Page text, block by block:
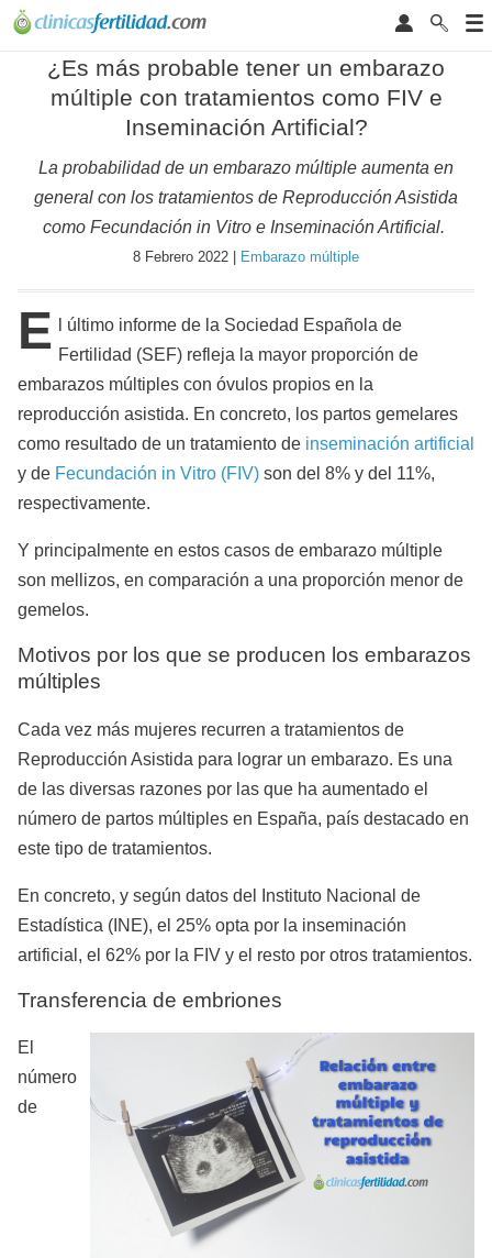
¿Es más probable tener un embarazo
múltiple con tratamientos como FIV e
Inseminación Artificial?
La probabilidad de un embarazo múltiple aumenta en
general con los tratamientos de Reproducción Asistida
como Fecundación in Vitro e Inseminación Artificial.
8 Febrero 2022 | Embarazo múltiple
E
l último informe de la Sociedad Española de
Fertilidad (SEF) refleja la mayor proporción de
embarazos múltiples con óvulos propios en la
reproducción asistida. En concreto, los partos gemelares
como resultado de un tratamiento de inseminación artificial
y de Fecundación in Vitro (FIV) son del 8% y del 11%,
respectivamente.
Y principalmente en estos casos de embarazo múltiple
son mellizos, en comparación a una proporción menor de
gemelos.
Motivos por los que se producen los embarazos
múltiples
Cada vez más mujeres recurren a tratamientos de
Reproducción Asistida para lograr un embarazo. Es una
de las diversas razones por las que ha aumentado el
número de partos múltiples en España, país destacado en
este tipo de tratamientos.
En concreto, y según datos del Instituto Nacional de
Estadística (INE), el 25% opta por la inseminación
artificial, el 62% por la FIV y el resto por otros tratamientos.
Transferencia de embriones
El
número
de